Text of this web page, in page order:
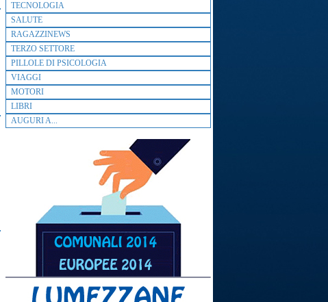
TECNOLOGIA
SALUTE
RAGAZZINEWS
TERZO SETTORE
PILLOLE DI PSICOLOGIA
VIAGGI
MOTORI
LIBRI
AUGURI A...